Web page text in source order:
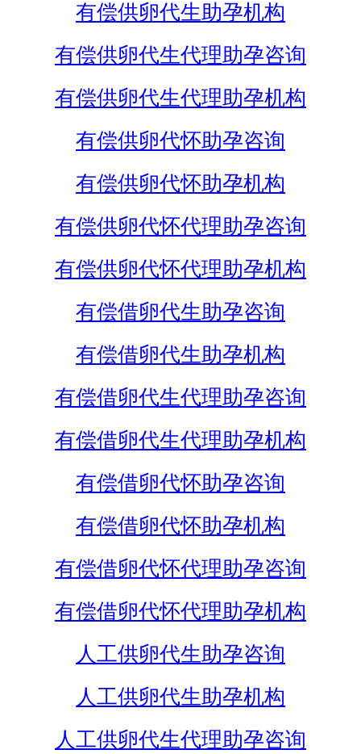
有偿供卵代生助孕机构
有偿供卵代生代理助孕咨询
有偿供卵代生代理助孕机构
有偿供卵代怀助孕咨询
有偿供卵代怀助孕机构
有偿供卵代怀代理助孕咨询
有偿供卵代怀代理助孕机构
有偿借卵代生助孕咨询
有偿借卵代生助孕机构
有偿借卵代生代理助孕咨询
有偿借卵代生代理助孕机构
有偿借卵代怀助孕咨询
有偿借卵代怀助孕机构
有偿借卵代怀代理助孕咨询
有偿借卵代怀代理助孕机构
人工供卵代生助孕咨询
人工供卵代生助孕机构
人工供卵代生代理助孕咨询